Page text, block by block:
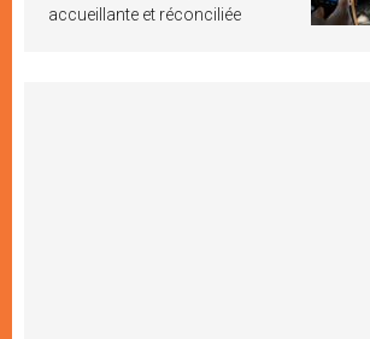
accueillante et réconciliée